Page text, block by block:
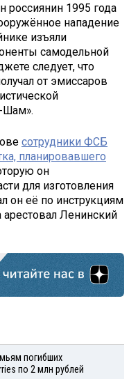
1995 года
нападение
изъяли
самодельной
следует, что
от эмиссаров
Шам».
сотрудники ФСБ
планировавшего
он
для изготовления
он её по инструкциям
Ленинский
погибших
по 2 млн рублей